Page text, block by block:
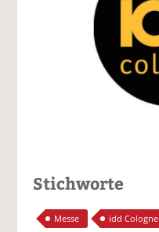
Stichworte
Messe idd Cologne